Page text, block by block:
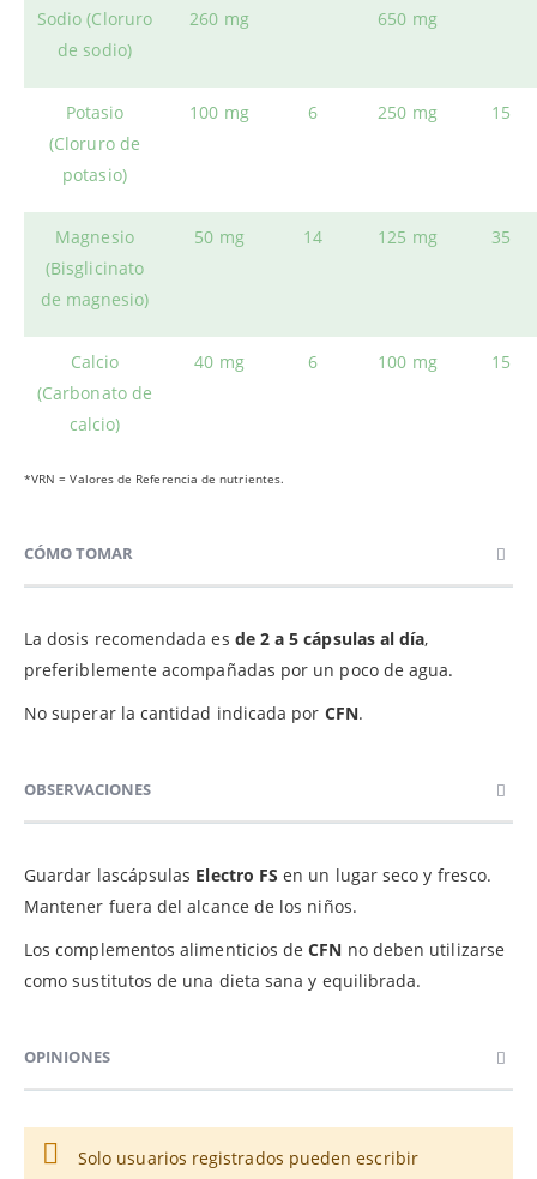
Sodio (Cloruro
de sodio)
260 mg 650 mg
Potasio
(Cloruro de
potasio)
100 mg 6 250 mg 15
Magnesio
(Bisglicinato
de magnesio)
50 mg 14 125 mg 35
Calcio
(Carbonato de
calcio)
40 mg 6 100 mg 15
*VRN = Valores de Referencia de nutrientes.
CÓMO TOMAR
La dosis recomendada es de 2 a 5 cápsulas al día,
preferiblemente acompañadas por un poco de agua.
No superar la cantidad indicada por CFN.
OBSERVACIONES
Guardar lascápsulas Electro FSen un lugar seco y fresco.
Mantener fuera del alcance de los niños.
Los complementos alimenticios deCFN no deben utilizarse
como sustitutos de una dieta sana y equilibrada.
OPINIONES
Solo usuarios registrados pueden escribir